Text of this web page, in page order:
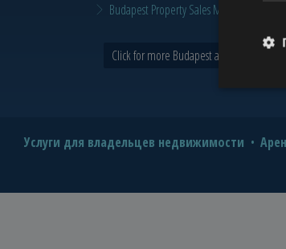
Budapest Property Sales Market in 2026 |
Click for more Budapest and Tower news >
Услуги для владельцев недвижимости